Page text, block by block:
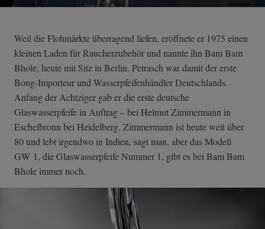
Weil die Flohmärkte überragend liefen, eröffnete er 1975 einen
kleinen Laden für Raucherzubehör und nannte ihn Bam Bam
Bhole, heute mit Sitz in Berlin. Petrasch war damit der erste
Bong-Importeur und Wasserpfeifenhändler Deutschlands.
Anfang der Achtziger gab er die erste deutsche
Glaswasserpfeife in Auftrag – bei Helmut Zimmermann in
Eschelbronn bei Heidelberg. Zimmermann ist heute weit über
80 und lebt irgendwo in Indien, sagt man, aber das Modell
GW 1, die Glaswasserpfeife Nummer 1, gibt es bei Bam Bam
Bhole immer noch.